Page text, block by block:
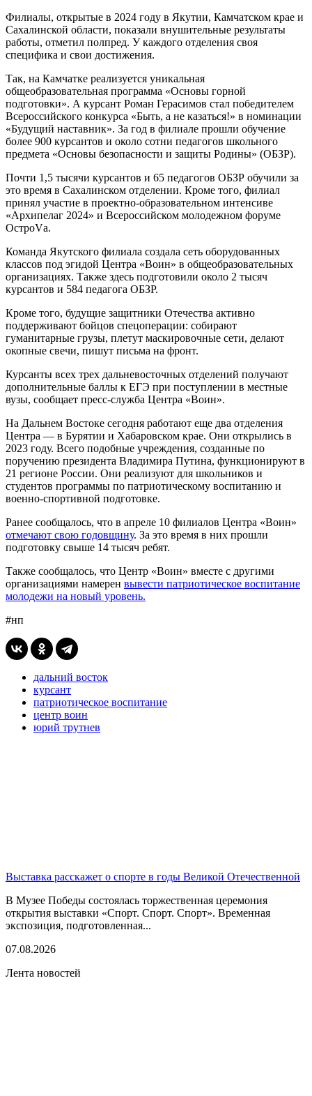
Филиалы, открытые в 2024 году в Якутии, Камчатском крае и
Сахалинской области, показали внушительные результаты
работы, отметил полпред. У каждого отделения своя
специфика и свои достижения.
Так, на Камчатке реализуется уникальная
общеобразовательная программа «Основы горной
подготовки». А курсант Роман Герасимов стал победителем
Всероссийского конкурса «Быть, а не казаться!» в номинации
«Будущий наставник». За год в филиале прошли обучение
более 900 курсантов и около сотни педагогов школьного
предмета «Основы безопасности и защиты Родины» (ОБЗР).
Почти 1,5 тысячи курсантов и 65 педагогов ОБЗР обучили за
это время в Сахалинском отделении. Кроме того, филиал
принял участие в проектно-образовательном интенсиве
«Архипелаг 2024» и Всероссийском молодежном форуме
ОстроVа.
Команда Якутского филиала создала сеть оборудованных
классов под эгидой Центра «Воин» в общеобразовательных
организациях. Также здесь подготовили около 2 тысяч
курсантов и 584 педагога ОБЗР.
Кроме того, будущие защитники Отечества активно
поддерживают бойцов спецоперации: собирают
гуманитарные грузы, плетут маскировочные сети, делают
окопные свечи, пишут письма на фронт.
Курсанты всех трех дальневосточных отделений получают
дополнительные баллы к ЕГЭ при поступлении в местные
вузы, сообщает пресс-служба Центра «Воин».
На Дальнем Востоке сегодня работают еще два отделения
Центра — в Бурятии и Хабаровском крае. Они открылись в
2023 году. Всего подобные учреждения, созданные по
поручению президента Владимира Путина, функционируют в
21 регионе России. Они реализуют для школьников и
студентов программы по патриотическому воспитанию и
военно-спортивной подготовке.
Ранее сообщалось, что в апреле 10 филиалов Центра «Воин»
отмечают свою годовщину. За это время в них прошли
подготовку свыше 14 тысяч ребят.
Также сообщалось, что Центр «Воин» вместе с другими
организациями намерен вывести патриотическое воспитание
молодежи на новый уровень.
#нп
дальний восток
курсант
патриотическое воспитание
центр воин
юрий трутнев
Выставка расскажет о спорте в годы Великой Отечественной
В Музее Победы состоялась торжественная церемония
открытия выставки «Спорт. Спорт. Спорт». Временная
экспозиция, подготовленная...
07.08.2026
Лента новостей